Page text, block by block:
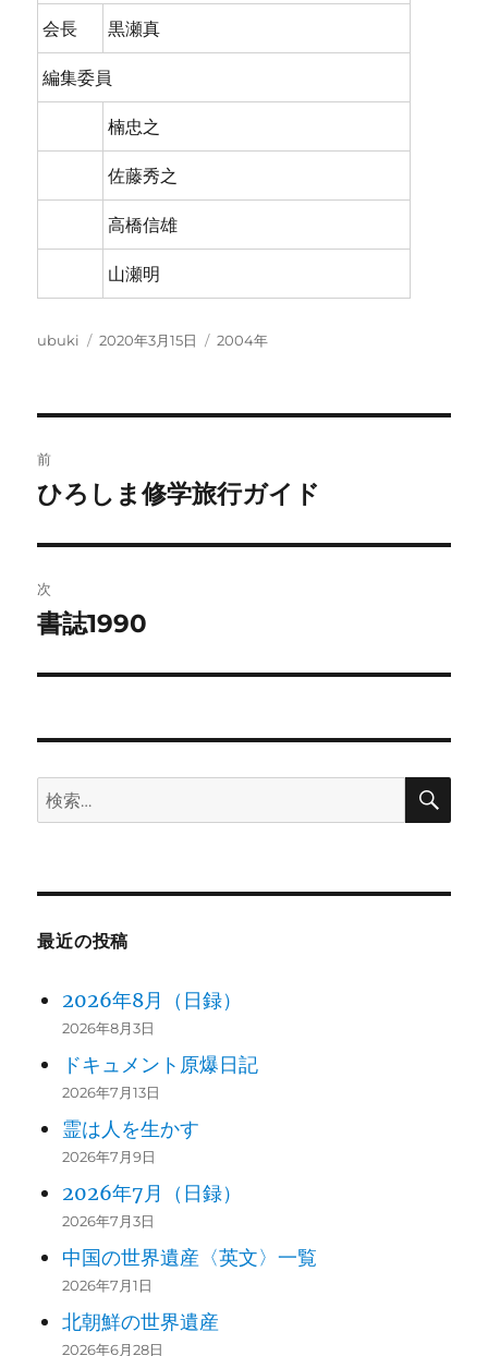
会長 黒瀬真
編集委員
楠忠之
佐藤秀之
高橋信雄
山瀬明
投
ubuki
投
2020年3月15日
カ
2004年
稿
ビ
ゲ
ー
ン
前
前
投
稿:
ひろしま修学旅行ガイド
次
次
投
書誌1990
検
索:
検
最近の投稿
2026年8月（日録）
2026年8月3日
ドキュメント原爆日記
2026年7月13日
霊は人を生かす
2026年7月9日
2026年7月（日録）
2026年7月3日
中国の世界遺産〈英文〉一覧
2026年7月1日
北朝鮮の世界遺産
2026年6月28日